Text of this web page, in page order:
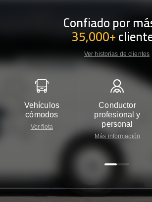
Confiado por
35,000+
Ver historias de clientes
Vehículos
cómodos
Ver flota
Conductor
profesional y
personal
Más información